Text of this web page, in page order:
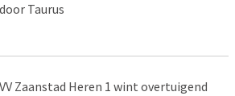
door Taurus
VV Zaanstad Heren 1 wint overtuigend